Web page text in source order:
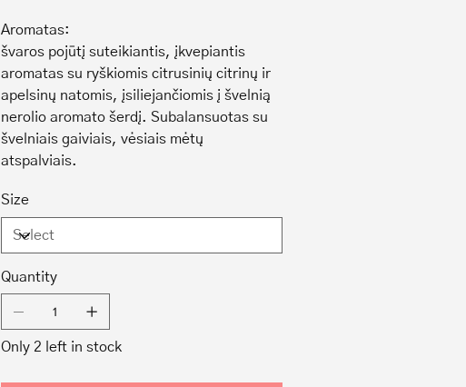
Aromatas:
švaros pojūtį suteikiantis, įkvepiantis
aromatas su ryškiomis citrusinių citrinų ir
apelsinų natomis, įsiliejančiomis į švelnią
nerolio aromato šerdį. Subalansuotas su
švelniais gaiviais, vėsiais mėtų
atspalviais.
Size
Quantity
Only 2 left in stock